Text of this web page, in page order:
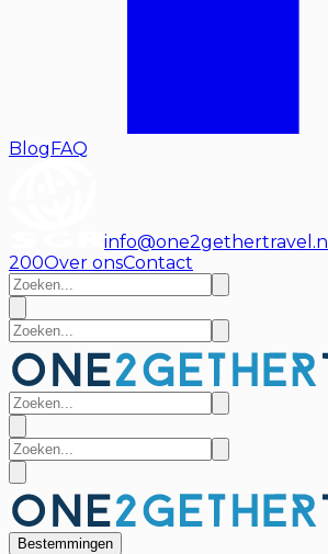
BlogFAQ
info@one2gethertravel.nl
200Over onsContact
Bestemmingen